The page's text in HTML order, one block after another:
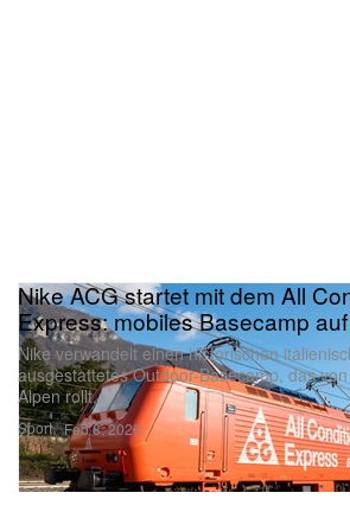
Sport
Nike ACG startet mit dem All
Express: mobiles Basecamp
Nike verwandelt einen historischen
ausgestattetes Outdoor-Basecamp, das
Alpen rollt.
Feb 8, 2026